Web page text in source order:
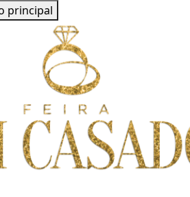
Pular para o conteúdo principal